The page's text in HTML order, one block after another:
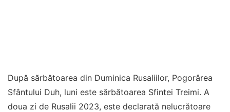
După sărbătoarea din Duminica Rusaliilor, Pogorârea
Sfântului Duh, luni este sărbătoarea Sfintei Treimi. A
doua zi de Rusalii 2023, este declarată nelucrătoare